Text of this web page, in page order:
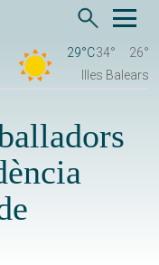
29°C34°
26°
Illes Balears